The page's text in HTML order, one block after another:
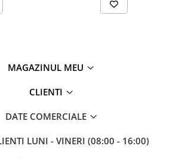
MAGAZINUL MEU
CLIENTI
DATE COMERCIALE
LUNI - VINERI (08:00 - 16:00)